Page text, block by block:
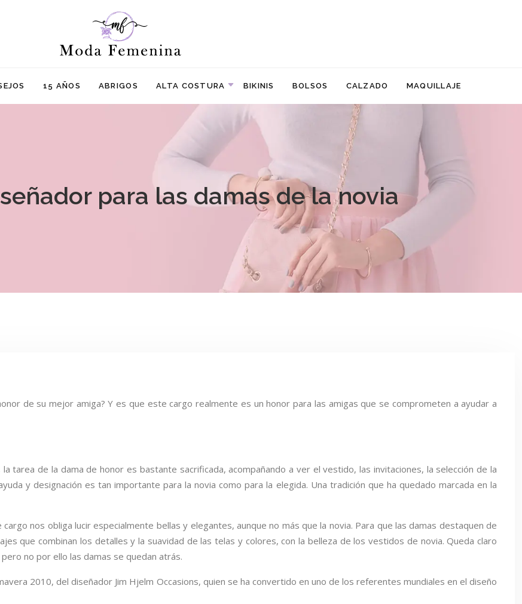
15 AÑOS ABRIGOS ALTA COSTURA BIKINIS BOLSOS CALZADO MAQUILLAJE
para las damas de la novia
de su mejor amiga? Y es que este cargo realmente es un honor para las amigas que se comprometen a ayudar a
tarea de la dama de honor es bastante sacrificada, acompañando a ver el vestido, las invitaciones, la selección de la
y designación es tan importante para la novia como para la elegida. Una tradición que ha quedado marcada en la
nos obliga lucir especialmente bellas y elegantes, aunque no más que la novia. Para que las damas destaquen de
que combinan los detalles y la suavidad de las telas y colores, con la belleza de los vestidos de novia. Queda claro
no por ello las damas se quedan atrás.
2010, del diseñador Jim Hjelm Occasions, quien se ha convertido en uno de los referentes mundiales en el diseño